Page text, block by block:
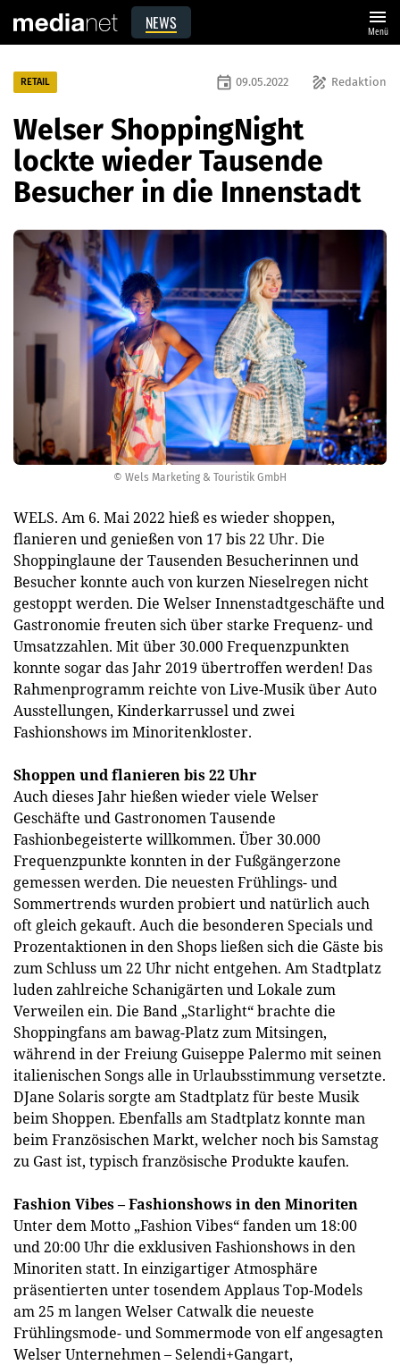
NEWS menu
Menü
© Wels Marketing & Touristik GmbH
RETAIL draw Redaktion
event 09.05.2022
Welser ShoppingNight
lockte wieder Tausende
Besucher in die Innenstadt
WELS. Am 6. Mai 2022 hieß es wieder shoppen,
flanieren und genießen von 17 bis 22 Uhr. Die
Shoppinglaune der Tausenden Besucherinnen und
Besucher konnte auch von kurzen Nieselregen nicht
gestoppt werden. Die Welser Innenstadtgeschäfte und
Gastronomie freuten sich über starke Frequenz- und
Umsatzzahlen. Mit über 30.000 Frequenzpunkten
konnte sogar das Jahr 2019 übertroffen werden! Das
Rahmenprogramm reichte von Live-Musik über Auto
Ausstellungen, Kinderkarrussel und zwei
Fashionshows im Minoritenkloster.
Shoppen und flanieren bis 22 Uhr
Auch dieses Jahr hießen wieder viele Welser
Geschäfte und Gastronomen Tausende
Fashionbegeisterte willkommen. Über 30.000
Frequenzpunkte konnten in der Fußgängerzone
gemessen werden. Die neuesten Frühlings- und
Sommertrends wurden probiert und natürlich auch
oft gleich gekauft. Auch die besonderen Specials und
Prozentaktionen in den Shops ließen sich die Gäste bis
zum Schluss um 22 Uhr nicht entgehen. Am Stadtplatz
luden zahlreiche Schanigärten und Lokale zum
Verweilen ein. Die Band „Starlight“ brachte die
Shoppingfans am bawag-Platz zum Mitsingen,
während in der Freiung Guiseppe Palermo mit seinen
italienischen Songs alle in Urlaubsstimmung versetzte.
DJane Solaris sorgte am Stadtplatz für beste Musik
beim Shoppen. Ebenfalls am Stadtplatz konnte man
beim Französischen Markt, welcher noch bis Samstag
zu Gast ist, typisch französische Produkte kaufen.
Fashion Vibes – Fashionshows in den Minoriten
Unter dem Motto „Fashion Vibes“ fanden um 18:00
und 20:00 Uhr die exklusiven Fashionshows in den
Minoriten statt. In einzigartiger Atmosphäre
präsentierten unter tosendem Applaus Top-Models
am 25 m langen Welser Catwalk die neueste
Frühlingsmode- und Sommermode von elf angesagten
Welser Unternehmen – Selendi+Gangart,